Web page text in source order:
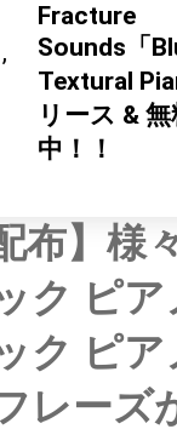
Fracture
Sounds「
Textural
リース &
中！！
布】様
ク ピア
ク ピ
レーズ